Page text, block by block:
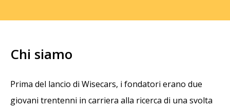
Chi siamo
Prima del lancio di Wisecars, i fondatori erano due
giovani trentenni in carriera alla ricerca di una svolta